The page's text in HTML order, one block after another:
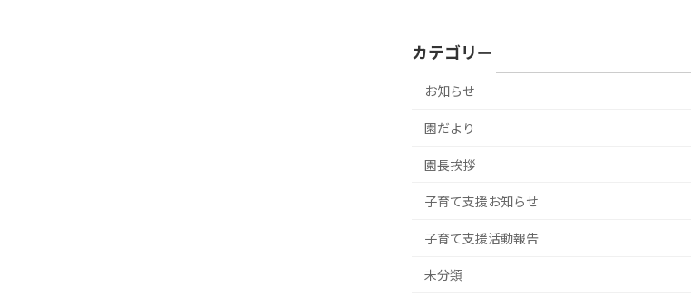
カテゴリー
お知らせ
園だより
園長挨拶
子育て支援お知らせ
子育て支援活動報告
未分類